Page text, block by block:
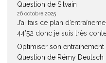
Question de Silvain
26 octobre 2025
J’ai fais ce plan
44’52 donc je suis très
Optimiser son
Question de Rémy Deutsch